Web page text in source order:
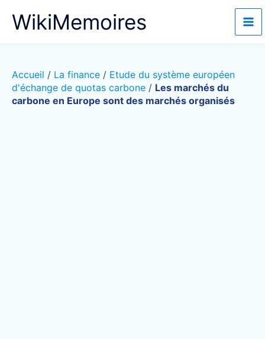
WikiMemoires
Accueil / La finance / Etude du système européen
d'échange de quotas carbone / Les marchés du
carbone en Europe sont des marchés organisés